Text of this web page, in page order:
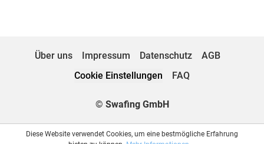
© Swafing GmbH
Über uns Impressum Datenschutz
AGB
Cookie Einstellungen
FAQ
Diese Website verwendet Cookies, um eine bestmögliche Erfahrung